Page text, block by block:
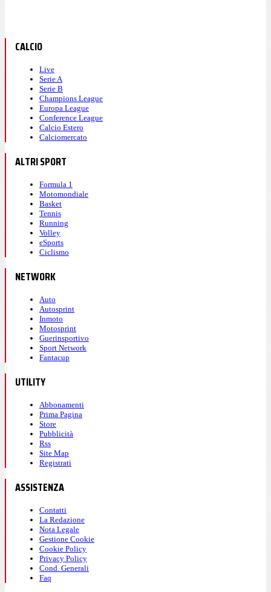
CALCIO
Live
Serie A
Serie B
Champions League
Europa League
Conference League
Calcio Estero
Calciomercato
ALTRI SPORT
Formula 1
Motomondiale
Basket
Tennis
Running
Volley
eSports
Ciclismo
NETWORK
Auto
Autosprint
Inmoto
Motosprint
Guerinsportivo
Sport Network
Fantacup
UTILITY
Abbonamenti
Prima Pagina
Store
Pubblicità
Rss
Site Map
Registrati
ASSISTENZA
Contatti
La Redazione
Nota Legale
Gestione Cookie
Cookie Policy
Privacy Policy
Cond. Generali
Faq